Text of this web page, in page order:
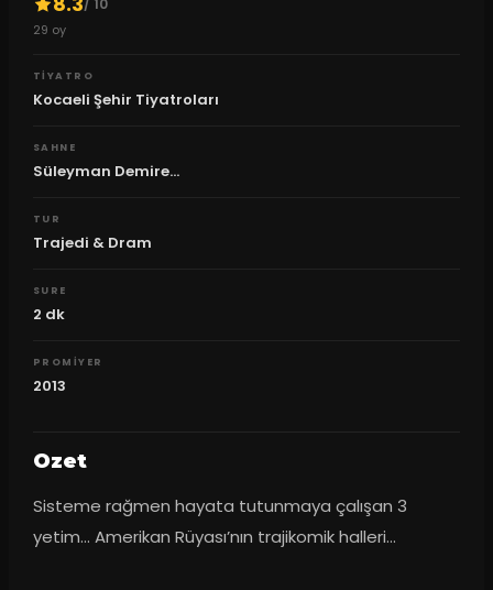
29 oy
TIYATRO
Kocaeli Şehir Tiyatroları
SAHNE
Süleyman Demire...
TUR
Trajedi & Dram
SURE
2 dk
PROMIYER
2013
Ozet
Sisteme rağmen hayata tutunmaya çalışan 3
yetim… Amerikan Rüyası’nın trajikomik halleri…